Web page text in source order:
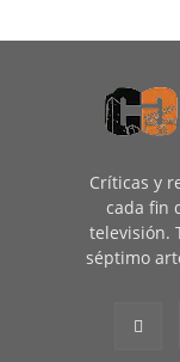
Críticas y
cada fin
televisión.
séptimo